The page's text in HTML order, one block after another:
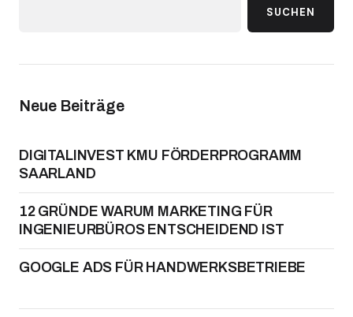
SUCHEN
Neue Beiträge
DIGITALINVEST KMU FÖRDERPROGRAMM
SAARLAND
12 GRÜNDE WARUM MARKETING FÜR
INGENIEURBÜROS ENTSCHEIDEND IST
GOOGLE ADS FÜR HANDWERKSBETRIEBE